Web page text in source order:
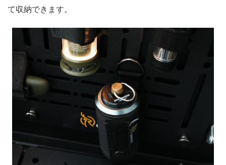
て収納できます。